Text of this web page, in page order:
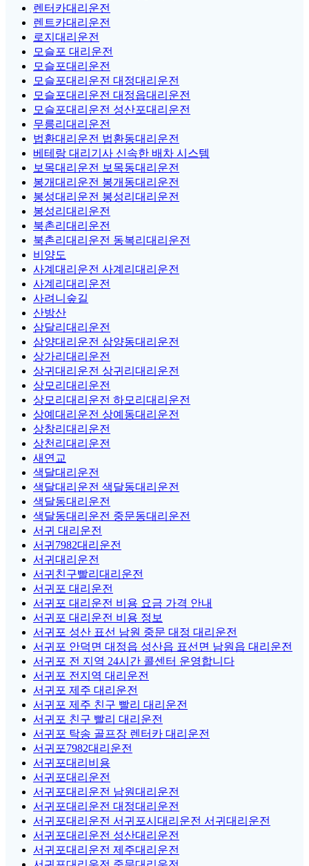
렌터카대리운전
렌트카대리운전
로지대리운전
모슬포 대리운전
모슬포대리운전
모슬포대리운전 대정대리운전
모슬포대리운전 대정읍대리운전
모슬포대리운전 성산포대리운전
무릉리대리운전
법환대리운전 법환동대리운전
베테랑 대리기사 신속한 배차 시스템
보목대리운전 보목동대리운전
봉개대리운전 봉개동대리운전
봉성대리운전 봉성리대리운전
봉성리대리운전
북촌리대리운전
북촌리대리운전 동복리대리운전
비양도
사계대리운전 사계리대리운전
사계리대리운전
사려니숲길
산방산
삼달리대리운전
삼양대리운전 삼양동대리운전
상가리대리운전
상귀대리운전 상귀리대리운전
상모리대리운전
상모리대리운전 하모리대리운전
상예대리운전 상예동대리운전
상창리대리운전
상천리대리운전
새연교
색달대리운전
색달대리운전 색달동대리운전
색달동대리운전
색달동대리운전 중문동대리운전
서귀 대리운전
서귀7982대리운전
서귀대리운전
서귀친구빨리대리운전
서귀포 대리운전
서귀포 대리운전 비용 요금 가격 안내
서귀포 대리운전 비용 정보
서귀포 성산 표선 남원 중문 대정 대리운전
서귀포 안덕면 대정읍 성산읍 표선면 남원읍 대리운전
서귀포 전 지역 24시간 콜센터 운영합니다
서귀포 전지역 대리운전
서귀포 제주 대리운전
서귀포 제주 친구 빨리 대리운전
서귀포 친구 빨리 대리운전
서귀포 탁송 골프장 렌터카 대리운전
서귀포7982대리운전
서귀포대리비용
서귀포대리운전
서귀포대리운전 남원대리운전
서귀포대리운전 대정대리운전
서귀포대리운전 서귀포시대리운전 서귀대리운전
서귀포대리운전 성산대리운전
서귀포대리운전 제주대리운전